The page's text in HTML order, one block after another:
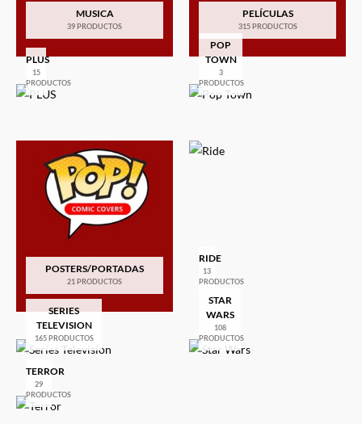
MUSICA
39 PRODUCTOS
PELÍCULAS
315 PRODUCTOS
PLUS
15
PRODUCTOS
POP
TOWN
3
PRODUCTOS
POSTERS/PORTADAS
21 PRODUCTOS
RIDE
13
PRODUCTOS
SERIES
TELEVISION
165 PRODUCTOS
STAR
WARS
108
PRODUCTOS
TERROR
29
PRODUCTOS